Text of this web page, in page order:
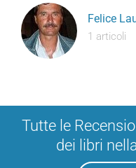
Felice
1 articoli
Tutte le
dei libri